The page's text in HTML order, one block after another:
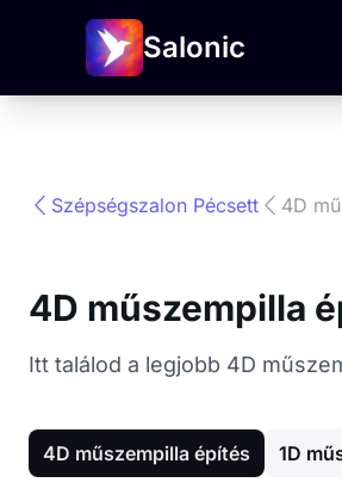
Salonic
Szépségszalon Pécsett 4D
4D műszempilla
Itt találod a legjobb 4D
4D műszempilla építés 1D